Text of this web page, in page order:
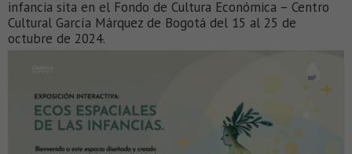
infancia sita en el Fondo de Cultura Económica – Centro
Cultural García Márquez de Bogotá del 15 al 25 de
octubre de 2024.